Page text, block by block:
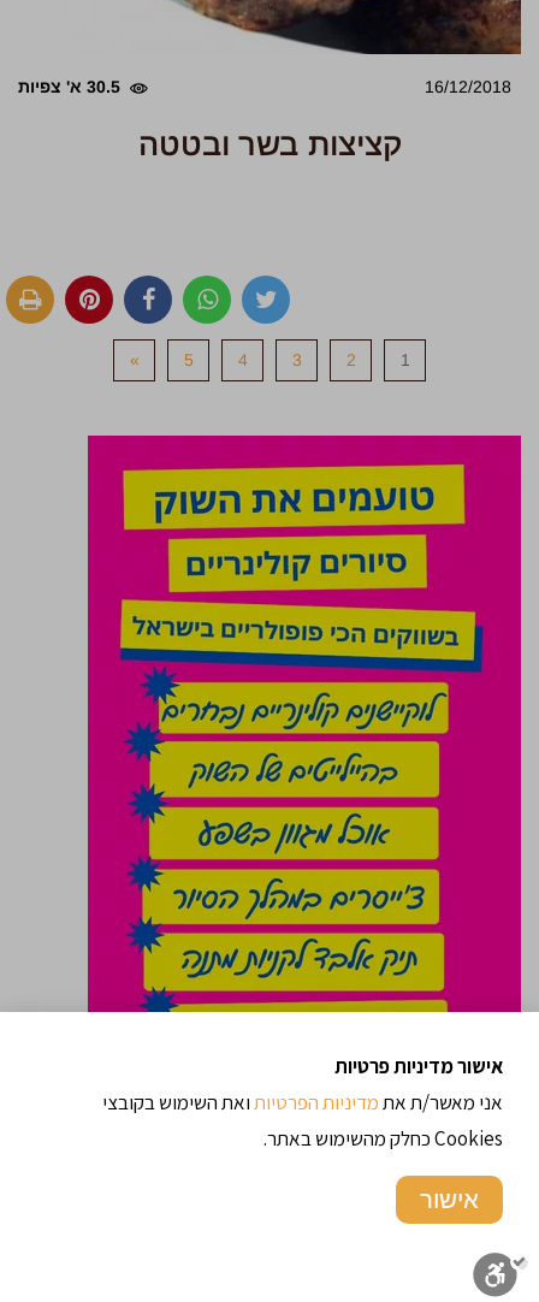
16/12/2018 30.5 א' צפיות
קציצות בשר ובטטה
1
2
3
4
5
»
אישור מדיניות פרטיות
אני מאשר/ת אתמדיניות הפרטיותואת השימוש בקובצי
Cookies כחלק מהשימוש באתר.
אישור